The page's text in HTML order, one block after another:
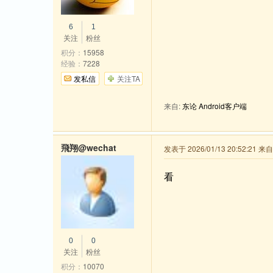
来自:东论 Android客户端
6
关注
1
粉丝
积分： 15958
经验： 7228
发私信
关注TA
发表于 2026/01/13 20:52:21 来
看
飛翔@wechat
0
关注
0
粉丝
积分： 10070